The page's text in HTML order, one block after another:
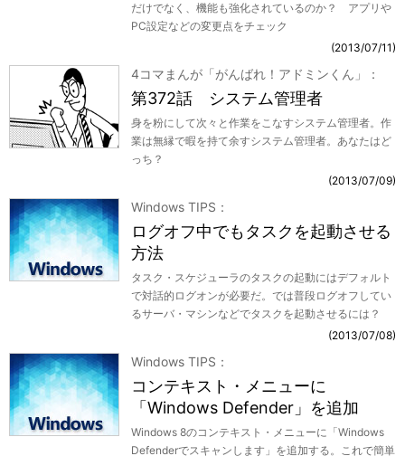
だけでなく、機能も強化されているのか？ アプリや
PC設定などの変更点をチェック
2013/07/11
4コマまんが「がんばれ！アドミンくん」
第372話 システム管理者
身を粉にして次々と作業をこなすシステム管理者。作
業は無縁で暇を持て余すシステム管理者。あなたはど
っち？
2013/07/09
Windows TIPS
ログオフ中でもタスクを起動させる
方法
タスク・スケジューラのタスクの起動にはデフォルト
で対話的ログオンが必要だ。では普段ログオフしてい
るサーバ・マシンなどでタスクを起動させるには？
2013/07/08
Windows TIPS
コンテキスト・メニューに
「Windows Defender」を追加
Windows 8のコンテキスト・メニューに「Windows
Defenderでスキャンします」を追加する。これで簡単